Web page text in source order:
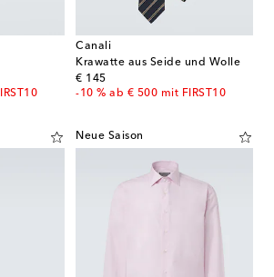
Canali
Krawatte aus Seide und Wolle
€ 145
original price
-10 % ab € 500 mit FIRST10
Neue Saison